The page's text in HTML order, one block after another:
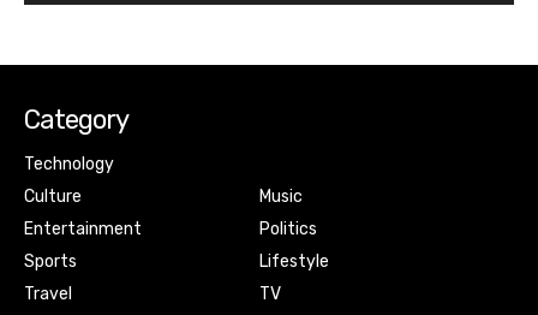
Category
Technology
Culture
Entertainment
Sports
Travel
Music
Politics
Lifestyle
TV